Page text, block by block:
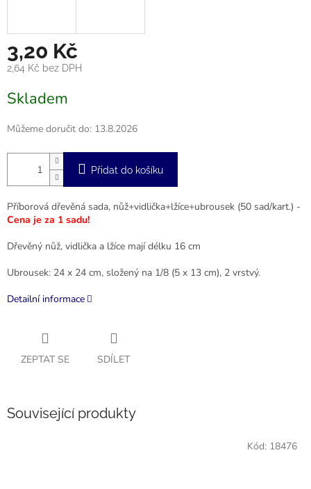
3,20 Kč
2,64 Kč bez DPH
cena:
Skladem
Můžeme doručit do: 13.8.2026
Přidat do košíku
Příborová dřevěná sada, nůž+vidlička+lžíce+ubrousek (50 sad/kart.) -
Cena je za 1 sadu!
Dřevěný nůž, vidlička a lžíce mají délku 16 cm
Ubrousek: 24 x 24 cm, složený na 1/8 (5 x 13 cm), 2 vrstvý.
Detailní informace
ZEPTAT SE SDÍLET
Související produkty
Kód: 18476